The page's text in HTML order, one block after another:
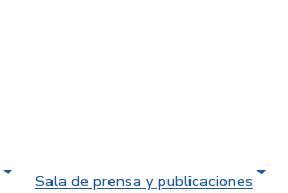
Sala de prensa y publicaciones